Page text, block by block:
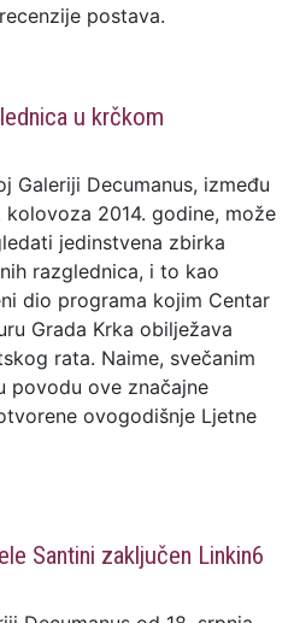
postava.
u krčkom
Galeriji Decumanus, između
kolovoza 2014. godine, može
jedinstvena zbirka
razglednica, i to kao
dio programa kojim Centar
Grada Krka obilježava
rata. Naime, svečanim
povodu ove značajne
ovogodišnje Ljetne
Santini zaključen Linkin6